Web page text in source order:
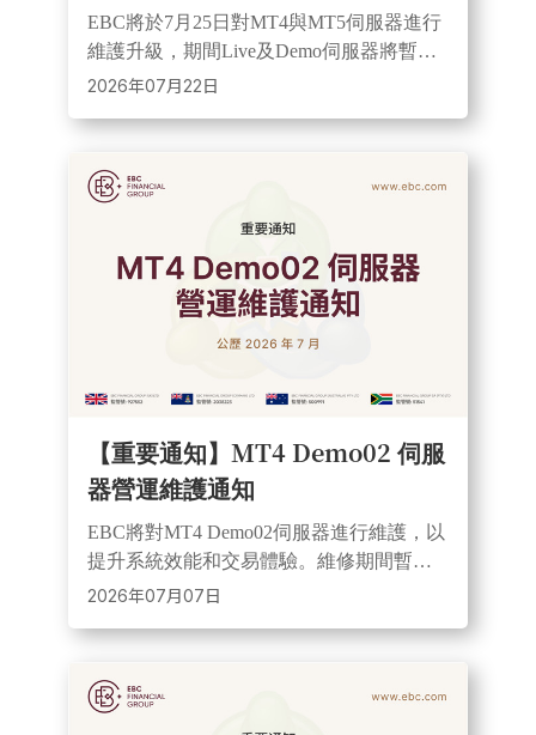
EBC將於7月25日對MT4與MT5伺服器進行
維護升級，期間Live及Demo伺服器將暫停
報價及交易服務。維護完成後系統自動恢
2026年07月22日
【重要通知】MT4 Demo02 伺服
器營運維護通知
EBC將對MT4 Demo02伺服器進行維護，以
提升系統效能和交易體驗。維修期間暫停
報價及交易，並對歷史已平倉訂單進行月
2026年07月07日